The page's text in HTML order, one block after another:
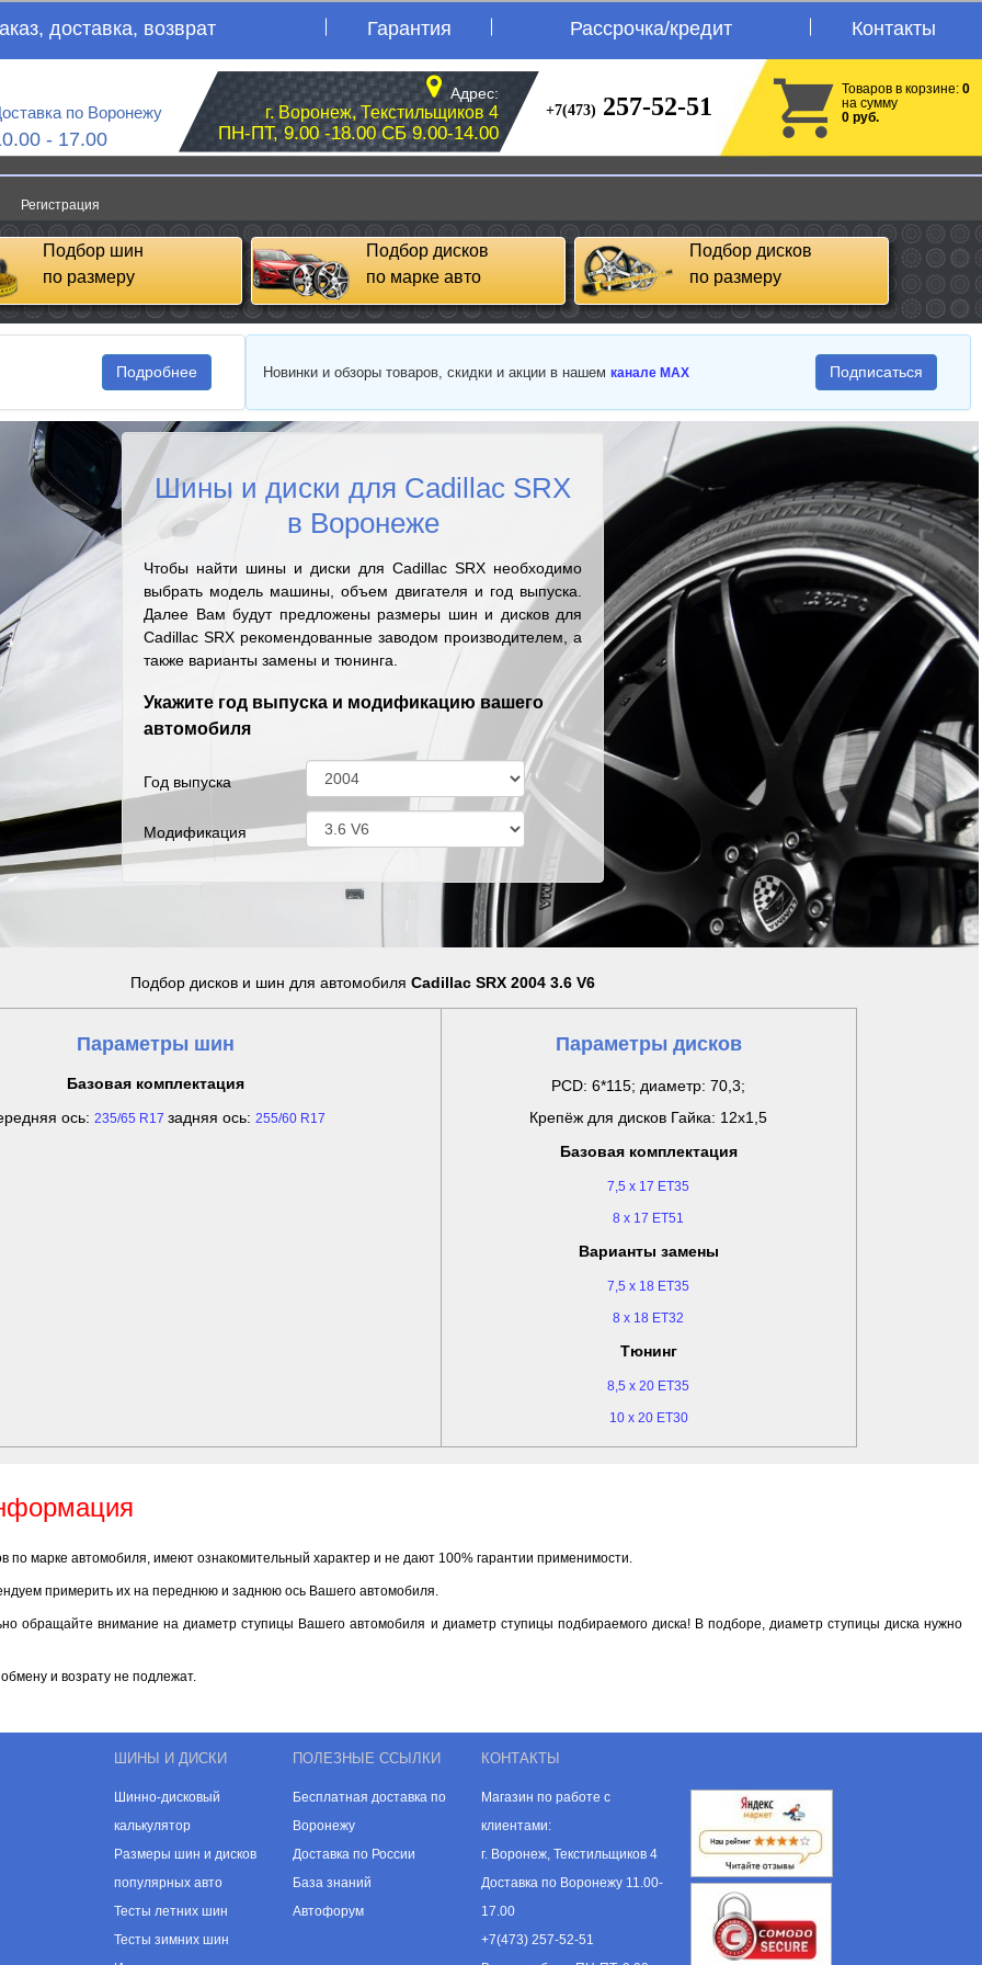
доставка, возврат Гарантия Рассрочка/кредит Контакты
по Воронежу
- 17.00
Адрес:
г. Воронеж, Текстильщиков 4
ПН-ПТ, 9.00 -18.00 СБ 9.00-14.00
+7(473) 257-52-51
Товаров в корзине: 0
на сумму
0 руб.
Регистрация
Подбор шин
по размеру
Подбор дисков
по марке авто
Подбор дисков
по размеру
Подробнее Новинки и обзоры товаров, скидки и акции в нашем канале MAX Подписаться
Шины и диски для Cadillac SRX
в Воронеже
Чтобы найти шины и диски для Cadillac SRX необходимо
выбрать модель машины, объем двигателя и год выпуска.
Далее Вам будут предложены размеры шин и дисков для
Cadillac SRX рекомендованные заводом производителем, а
также варианты замены и тюнинга.
Укажите год выпуска и модификацию вашего
автомобиля
Год выпуска
Модификация
Подбор дисков и шин для автомобиля Cadillac SRX 2004 3.6 V6
Параметры шин
Базовая комплектация
ось: 235/65 R17 задняя ось: 255/60 R17
Параметры дисков
PCD: 6*115; диаметр: 70,3;
Крепёж для дисков Гайка: 12x1,5
Базовая комплектация
7,5 x 17 ET35
8 x 17 ET51
Варианты замены
7,5 x 18 ET35
8 x 18 ET32
Тюнинг
8,5 x 20 ET35
10 x 20 ET30
по марке автомобиля, имеют ознакомительный характер и не дают 100% гарантии применимости.
примерить их на переднюю и заднюю ось Вашего автомобиля.
обращайте внимание на диаметр ступицы Вашего автомобиля и диаметр ступицы подбираемого диска! В подборе, диаметр ступицы диска нужно
и возрату не подлежат.
ШИНЫ И ДИСКИ
Шинно-дисковый
калькулятор
Размеры шин и дисков
популярных авто
Тесты летних шин
Тесты зимних шин
ПОЛЕЗНЫЕ ССЫЛКИ
Бесплатная доставка по
Воронежу
Доставка по России
База знаний
Автофорум
КОНТАКТЫ
Магазин по работе с
клиентами:
г. Воронеж, Текстильщиков 4
Доставка по Воронежу 11.00-
17.00
+7(473) 257-52-51